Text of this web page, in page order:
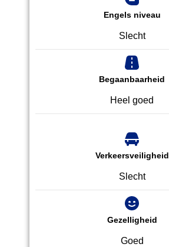
Engels niveau
Slecht
Begaanbaarheid
Heel goed
Verkeersveiligheid
Slecht
Gezelligheid
Goed